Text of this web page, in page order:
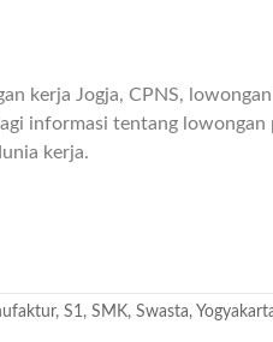
kerja Jogja, CPNS,
informasi tentang lowongan
kerja.
, S1, SMK, Swasta,